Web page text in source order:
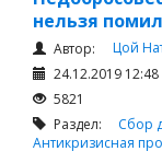
нельзя
Автор:
Цой
24.12.2019 12:48
5821
Раздел: Сбор
Антикризисная